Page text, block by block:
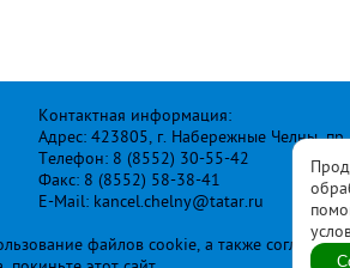
Контактная информация:
Адрес: 423805, г. Набережные Челны,
Телефон: 8 (8552) 30-55-42
Факс: 8 (8552) 58-38-41
E-Mail: kancel.chelny@tatar.ru
файлов cookie, а также согласны с